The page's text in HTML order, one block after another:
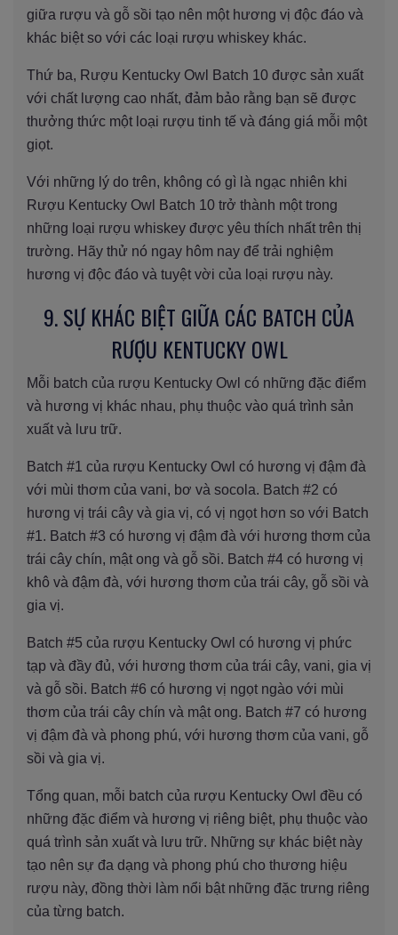
giữa rượu và gỗ sồi tạo nên một hương vị độc đáo và
khác biệt so với các loại rượu whiskey khác.
Thứ ba, Rượu Kentucky Owl Batch 10 được sản xuất
với chất lượng cao nhất, đảm bảo rằng bạn sẽ được
thưởng thức một loại rượu tinh tế và đáng giá mỗi một
giọt.
Với những lý do trên, không có gì là ngạc nhiên khi
Rượu Kentucky Owl Batch 10 trở thành một trong
những loại rượu whiskey được yêu thích nhất trên thị
trường. Hãy thử nó ngay hôm nay để trải nghiệm
hương vị độc đáo và tuyệt vời của loại rượu này.
9. SỰ KHÁC BIỆT GIỮA CÁC BATCH CỦA
RƯỢU KENTUCKY OWL
Mỗi batch của rượu Kentucky Owl có những đặc điểm
và hương vị khác nhau, phụ thuộc vào quá trình sản
xuất và lưu trữ.
Batch #1 của rượu Kentucky Owl có hương vị đậm đà
với mùi thơm của vani, bơ và socola. Batch #2 có
hương vị trái cây và gia vị, có vị ngọt hơn so với Batch
#1. Batch #3 có hương vị đậm đà với hương thơm của
trái cây chín, mật ong và gỗ sồi. Batch #4 có hương vị
khô và đậm đà, với hương thơm của trái cây, gỗ sồi và
gia vị.
Batch #5 của rượu Kentucky Owl có hương vị phức
tạp và đầy đủ, với hương thơm của trái cây, vani, gia vị
và gỗ sồi. Batch #6 có hương vị ngọt ngào với mùi
thơm của trái cây chín và mật ong. Batch #7 có hương
vị đậm đà và phong phú, với hương thơm của vani, gỗ
sồi và gia vị.
Tổng quan, mỗi batch của rượu Kentucky Owl đều có
những đặc điểm và hương vị riêng biệt, phụ thuộc vào
quá trình sản xuất và lưu trữ. Những sự khác biệt này
tạo nên sự đa dạng và phong phú cho thương hiệu
rượu này, đồng thời làm nổi bật những đặc trưng riêng
của từng batch.